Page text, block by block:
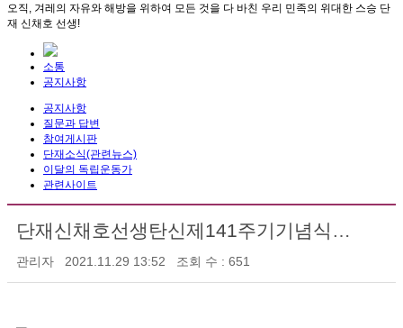
오직, 겨레의 자유와 해방을 위하여 모든 것을 다 바친 우리 민족의 위대한 스승 단
재 신채호 선생!
소통
공지사항
공지사항
질문과 답변
참여게시판
단재소식(관련뉴스)
이달의 독립운동가
관련사이트
단재신채호선생탄신제141주기기념식행사안내
관리자 2021.11.29 13:52 조회 수 : 651